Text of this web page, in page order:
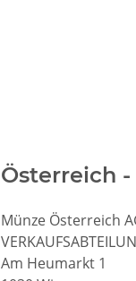
Österreich
Münze Österreich
Am Heumarkt 1